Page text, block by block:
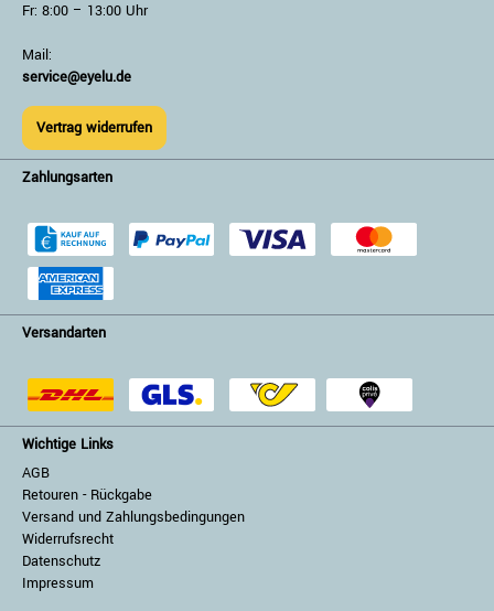
Fr: 8:00 – 13:00 Uhr
Mail:
service@eyelu.de
Vertrag widerrufen
Zahlungsarten
Versandarten
Wichtige Links
AGB
Retouren - Rückgabe
Versand und Zahlungsbedingungen
Widerrufsrecht
Datenschutz
Impressum